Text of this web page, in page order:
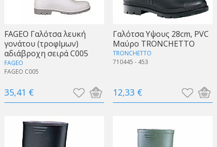
FAGEO Γαλότσα λευκή
γονάτου (τροφlμων)
αδιάβροχη σειρά C005
FAGEO
FAGEO C005
35,41 €
Γαλότσα Υψους 28cm, PVC
Μαύρο TRONCHETTO
TRONCHETTO
710445 - 453
12,33 €